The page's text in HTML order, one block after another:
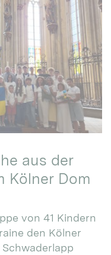
aus der
Kölner Dom
von 41 Kindern
den Kölner